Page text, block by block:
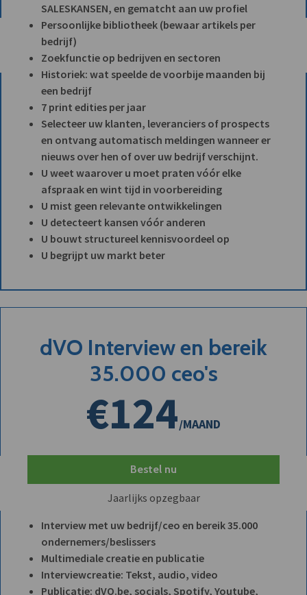
SALESKANSEN, en gematcht aan uw profiel
Persoonlijke bibliotheek (bewaar artikels per
bedrijf)
Zoekfunctie op bedrijven en sectoren
Historiek: wat speelde de voorbije maanden bij
een bedrijf
7 print edities per jaar
Selecteer uw klanten, leveranciers of prospects
en ontvang automatisch meldingen wanneer er
nieuws over hen of over uw bedrijf verschijnt.
U weet waarover u moet praten vóór elke
afspraak en wint tijd in voorbereiding
U mist geen relevante ontwikkelingen
U detecteert kansen vóór anderen
U bouwt structureel kennisvoordeel op
U begrijpt uw markt beter
dVO Interview en bereik
35.000 ceo's
€124/MAAND
Bestel nu
Jaarlijks opzegbaar
Interview met uw bedrijf/ceo en bereik 35.000
ondernemers/beslissers
Multimediale creatie en publicatie
Interviewcreatie: Tekst, audio, video
Publicatie: dVO.be, socials, Spotify, Youtube,